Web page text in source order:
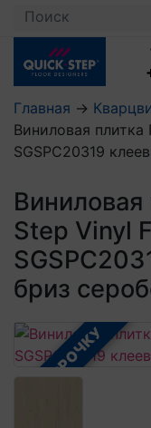
Ламинат с укладкой
Влагостойкий
Посмотреть все
LOC FLOOR FANCY
LOC FLOOR ARCTIC
Посмотреть все
Кварцвиниловая
Клеевая
Виниловый ламинат
Кварцвинил SPC
Посмотреть все
Плинтус
Профили для
Подложка
Аксессуары для
Аксессуары для
Посмотреть все
Главная →
Виниловая
SGSPC20319
Step Vinyl
бриз
В РАССРОЧКУ